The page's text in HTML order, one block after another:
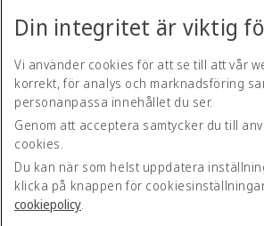
Hjälpmedelspolicy
Kontakta oss
Integritetspolicy
Regler och villkor
Cookiepolicy
Din integritet är viktig
Vi använder cookies för att se till att vår
korrekt, för analys och marknadsföring
personanpassa innehållet du ser.
Genom att acceptera samtycker du till
cookies.
Du kan när som helst uppdatera
klicka på knappen för
cookiepolicy.